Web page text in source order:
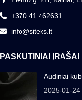
+370 41 462631
info@siteks.lt
PASKUTINIAI ĮRAŠAI
Audiniai
2025-01-24